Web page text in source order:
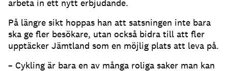
arbeta in ett nytt erbjudande.
På längre sikt hoppas han att satsningen inte bara
ska ge fler besökare, utan också bidra till att fler
upptäcker Jämtland som en möjlig plats att leva på.
– Cykling är bara en av många roliga saker man kan